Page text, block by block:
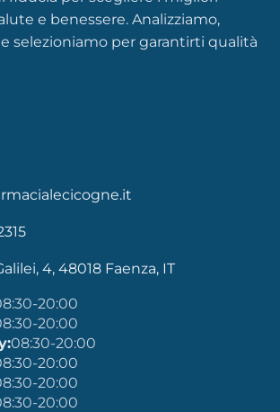
e benessere. Analizziamo,
selezioniamo per garantirti qualità
4, 48018 Faenza, IT
20:00
20:00
08:30-20:00
20:00
20:00
20:00